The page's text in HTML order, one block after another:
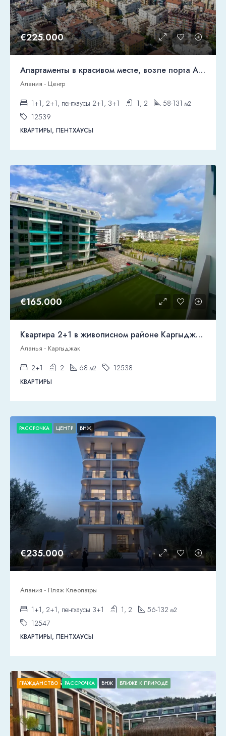
€225.000
Апартаменты в красивом месте, возле порта Аланьи.
Алания - Центр
1+1, 2+1, пентхаусы 2+1, 3+1 1, 2 58-131 м2
12539
КВАРТИРЫ, ПЕНТХАУСЫ
€165.000
Квартира 2+1 в живописном районе Каргыджак, Аланья
Аланья - Каргыджак
2+1 2 68 м2 12538
КВАРТИРЫ
РАССРОЧКА ЦЕНТР ВНЖ
€235.000
Алания - Пляж Клеопатры
1+1, 2+1, пентхаусы 3+1 1, 2 56-132 м2
12547
КВАРТИРЫ, ПЕНТХАУСЫ
ГРАЖДАНСТВО РАССРОЧКА ВНЖ БЛИЖЕ К ПРИРОДЕ